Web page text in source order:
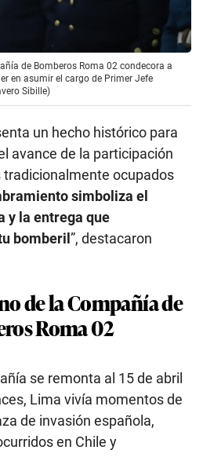
de Bomberos Roma 02 condecora a
en asumir el cargo de Primer Jefe
Sibille)
un hecho histórico para
avance de la participación
ocupados
simboliza el
y la entrega que
bomberil ”, destacaron
de la Compañía de
Roma 02
se remonta al 15 de abril
Lima vivía momentos de
de invasión española,
en Chile y